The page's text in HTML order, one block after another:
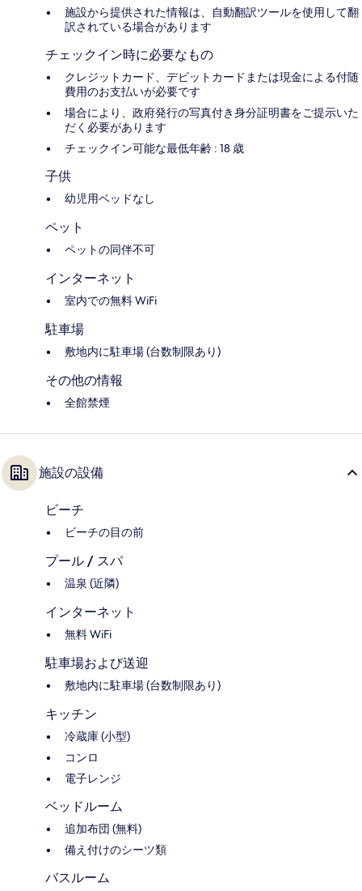
施設から提供された情報は、自動翻訳ツールを使用して翻
訳されている場合があります
チェックイン時に必要なもの
クレジットカード、デビットカードまたは現金による付随
費用のお支払いが必要です
場合により、政府発行の写真付き身分証明書をご提示いた
だく必要があります
チェックイン可能な最低年齢 : 18 歳
子供
幼児用ベッドなし
ペット
ペットの同伴不可
インターネット
室内での無料 WiFi
駐車場
敷地内に駐車場 (台数制限あり)
その他の情報
全館禁煙
施設の設備
ビーチ
ビーチの目の前
プール / スパ
温泉 (近隣)
インターネット
無料 WiFi
駐車場および送迎
敷地内に駐車場 (台数制限あり)
キッチン
冷蔵庫 (小型)
コンロ
電子レンジ
ベッドルーム
追加布団 (無料)
備え付けのシーツ類
バスルーム